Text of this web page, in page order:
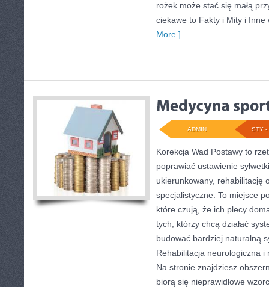
rożek może stać się małą
ciekawe to Fakty i Mity i Inne
More ]
STY -
ADMIN
Korekcja Wad Postawy to
poprawiać ustawienie
ukierunkowany, rehabilitację
specjalistyczne. To miejsce
które czują, że ich plecy
tych, którzy chcą działać
budować bardziej naturalną
Rehabilitacja neurologiczna i
Na stronie znajdziesz
biorą się nieprawidłowe